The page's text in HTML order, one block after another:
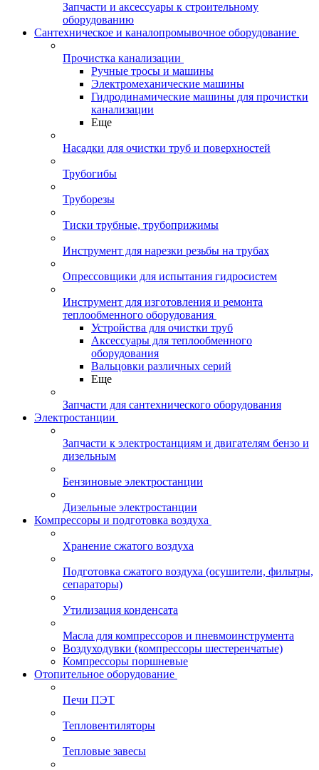
Запчасти и аксессуары к строительному
оборудованию
Сантехническое и каналопромывочное оборудование
Прочистка канализации
Ручные тросы и машины
Электромеханические машины
Гидродинамические машины для прочистки
канализации
Еще
Насадки для очистки труб и поверхностей
Трубогибы
Труборезы
Тиски трубные, трубоприжимы
Инструмент для нарезки резьбы на трубах
Опрессовщики для испытания гидросистем
Инструмент для изготовления и ремонта
теплообменного оборудования
Устройства для очистки труб
Аксессуары для теплообменного
оборудования
Вальцовки различных серий
Еще
Запчасти для сантехнического оборудования
Электростанции
Запчасти к электростанциям и двигателям бензо и
дизельным
Бензиновые электростанции
Дизельные электростанции
Компрессоры и подготовка воздуха
Хранение сжатого воздуха
Подготовка сжатого воздуха (осушители, фильтры,
сепараторы)
Утилизация конденсата
Масла для компрессоров и пневмоинструмента
Воздуходувки (компрессоры шестеренчатые)
Компрессоры поршневые
Отопительное оборудование
Печи ПЭТ
Тепловентиляторы
Тепловые завесы